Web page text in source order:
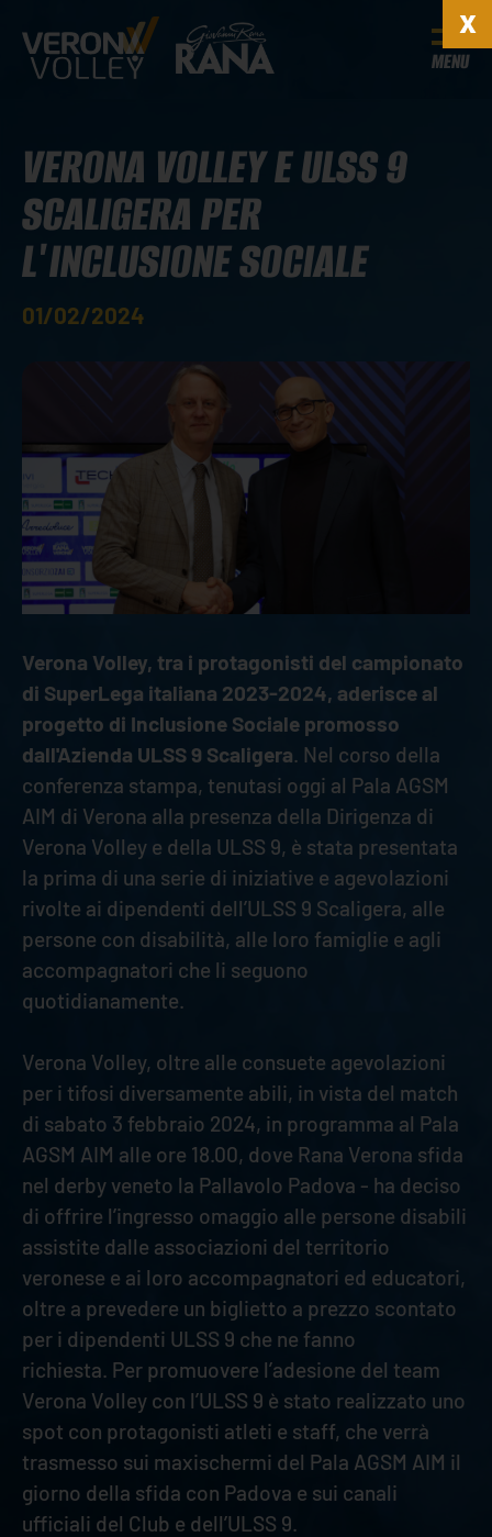
MENU
VERONA VOLLEY E ULSS 9
SCALIGERA PER
L'INCLUSIONE SOCIALE
01/02/2024
Verona Volley, tra i protagonisti del campionato
di SuperLega italiana 2023-2024, aderisce al
progetto di Inclusione Sociale promosso
dall'Azienda ULSS 9 Scaligera . Nel corso della
conferenza stampa, tenutasi oggi al Pala AGSM
AIM di Verona alla presenza della Dirigenza di
Verona Volley e della ULSS 9, è stata presentata
la prima di una serie di iniziative e agevolazioni
rivolte ai dipendenti dell’ULSS 9 Scaligera, alle
persone con disabilità, alle loro famiglie e agli
accompagnatori che li seguono
quotidianamente.
Verona Volley, oltre alle consuete agevolazioni
per i tifosi diversamente abili, in vista del match
di sabato 3 febbraio 2024, in programma al Pala
AGSM AIM alle ore 18.00, dove Rana Verona sfida
nel derby veneto la Pallavolo Padova - ha deciso
di offrire l’ingresso omaggio alle persone disabili
assistite dalle associazioni del territorio
veronese e ai loro accompagnatori ed educatori,
oltre a prevedere un biglietto a prezzo scontato
per i dipendenti ULSS 9 che ne fanno
richiesta. Per promuovere l’adesione del team
Verona Volley con l’ULSS 9 è stato realizzato uno
spot con protagonisti atleti e staff, che verrà
trasmesso sui maxischermi del Pala AGSM AIM il
giorno della sfida con Padova e sui canali
ufficiali del Club e dell’ULSS 9.